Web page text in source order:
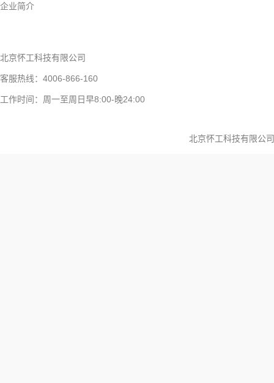
企业简介
北京怀工科技有限公司
客服热线：4006-866-160
工作时间：周一至周日早8:00-晚24:00
北京怀工科技有限公